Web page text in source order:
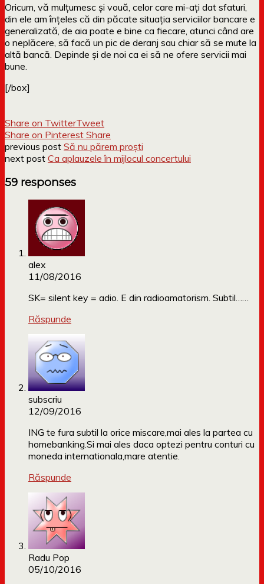
Oricum, vă mulțumesc și vouă, celor care mi-ați dat sfaturi,
din ele am înțeles că din păcate situația serviciilor bancare e
generalizată, de aia poate e bine ca fiecare, atunci când are
o neplăcere, să facă un pic de deranj sau chiar să se mute la
altă bancă. Depinde și de noi ca ei să ne ofere servicii mai
bune.
[/box]
Share on TwitterTweet
Share on Pinterest Share
previous post Să nu părem proști
next post Ca aplauzele în mijlocul concertului
59 responses
alex
11/08/2016
SK= silent key = adio. E din radioamatorism. Subtil……
Răspunde
subscriu
12/09/2016
ING te fura subtil la orice miscare,mai ales la partea cu
homebanking.Si mai ales daca optezi pentru conturi cu
moneda internationala,mare atentie.
Răspunde
Radu Pop
05/10/2016